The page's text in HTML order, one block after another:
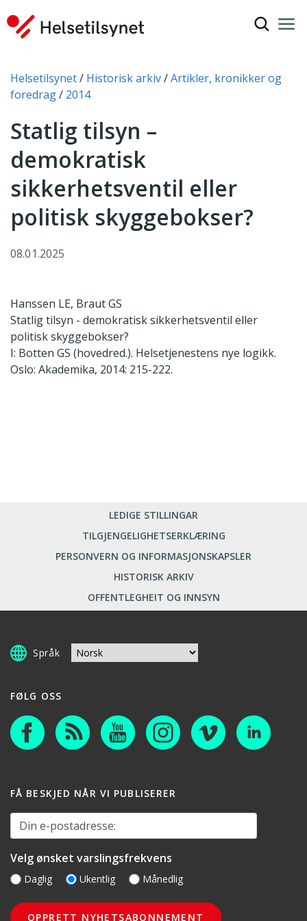
Du er her:
Helsetilsynet Historisk arkiv
Artikler, kronikker og
foredrag
2014
Statlig tilsyn –
demokratisk
sikkerhetsventil eller
politisk skyggebokser?
08.01.2025
Hanssen LE, Braut GS
Statlig tilsyn - demokratisk sikkerhetsventil eller
politisk skyggebokser?
I: Botten GS (hovedred.). Helsetjenestens nye logikk.
Oslo: Akademika, 2014: 215-222.
LEDIGE STILLINGAR
TILGJENGELIGHETSERKLÆRING
PERSONVERN OG INFORMASJONSKAPSLER
HISTORISK ARKIV
OFFENTLEGHEIT OG INNSYN
Språk
FØLG OSS
FÅ BESKJED NÅR VI PUBLISERER
Din e-postadresse:
Velg ønsket varslingsfrekvens
Daglig Ukentlig Månedlig